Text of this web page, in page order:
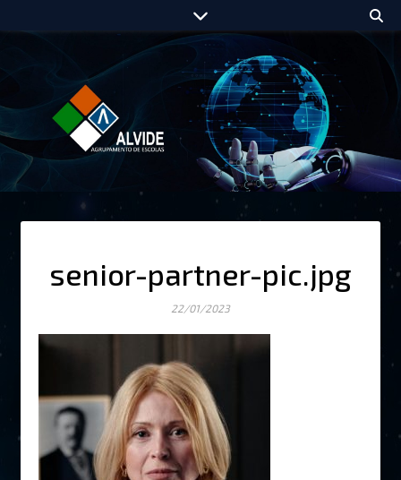
senior-partner-pic.jpg
22/01/2023